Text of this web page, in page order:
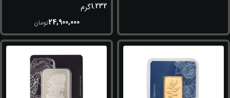
1.232گرم
24,900,000تومان